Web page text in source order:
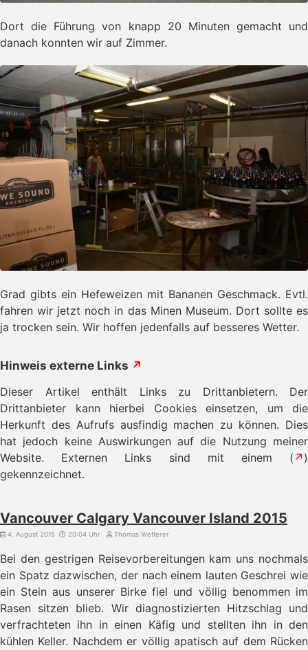
Dort die Führung von knapp 20 Minuten gemacht und
danach konnten wir auf Zimmer.
Grad gibts ein Hefeweizen mit Bananen Geschmack. Evtl.
fahren wir jetzt noch in das Minen Museum. Dort sollte es
ja trocken sein. Wir hoffen jedenfalls auf besseres Wetter.
Hinweis externe Links ↗
Dieser Artikel enthält Links zu Drittanbietern. Der
Drittanbieter kann hierbei Cookies einsetzen, um die
Herkunft des Aufrufs ausfindig machen zu können. Dies
hat jedoch keine Auswirkungen auf die Nutzung meiner
Website. Externen Links sind mit einem ( ↗ )
gekennzeichnet.
Vancouver Calgary Vancouver Island 2015
4. August 2015 20:04 Uhr Thomas Wetterer
Bei den gestrigen Reisevorbereitungen kam uns nochmals
ein Spatz dazwischen, der nach einem lauten Geschrei wie
ein Stein aus unserer Birke fiel und völlig benommen im
Rasen sitzen blieb. Wir diagnostizierten Hitzschlag und
verfrachteten ihn in einen Käfig und stellten ihn in den
kühlen Keller. Nachdem er völlig apatisch auf dem Rücken